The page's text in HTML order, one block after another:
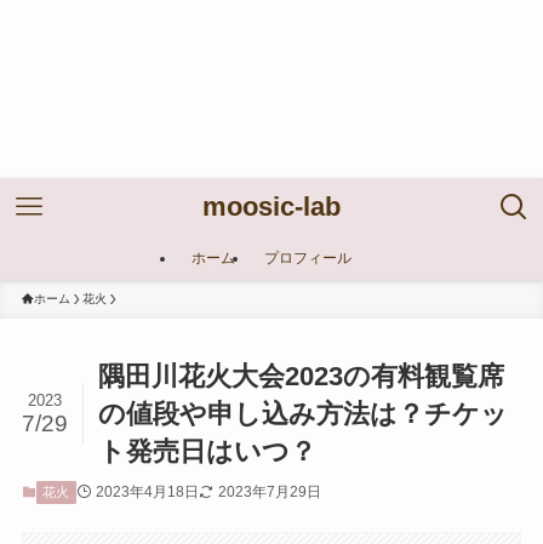
moosic-lab
ホーム プロフィール
ホーム 花火
隅田川花火大会2023の有料観覧席
の値段や申し込み方法は？チケッ
ト発売日はいつ？
2023
7/29
花火 2023年4月18日 2023年7月29日